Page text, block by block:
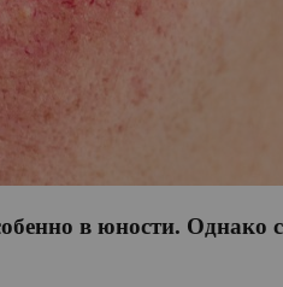
в юности. Однако